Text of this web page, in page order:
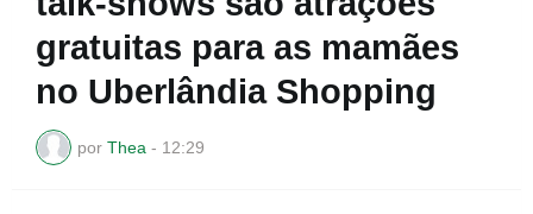
gratuitas para as mamães
no Uberlândia Shopping
por Thea - 12:29